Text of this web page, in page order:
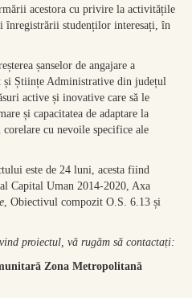
acestora cu privire la activitățile
studenților interesați, în
șanselor de angajare a
Științe Administrative din județul
active și inovative care să le
și capacitatea de adaptare la
cu nevoile specifice ale
este de 24 luni, acesta fiind
Capital Uman 2014-2020, Axa
, Obiectivul compozit O.S. 6.13 și
proiectul, vă rugăm să contactați:
Zona Metropolitană